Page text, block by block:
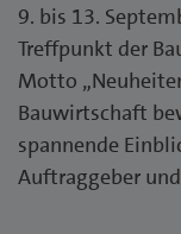
9. bis 13.
Treffpunkt der
Motto
Bauwirtschaft
spannende
Auftraggeber